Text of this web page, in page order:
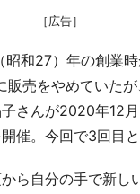
［広告］
和27）年の創業時
販売をやめていた
子さんが2020年12
催。今回で3回目と
ら自分の手で新し